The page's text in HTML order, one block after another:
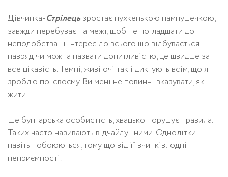
Дівчинка-Стрілецьзростає пухкенькою пампушечкою,
завжди перебуває на межі, щоб не погладшати до
неподобства. Її інтерес до всього що відбувається
навряд чи можна назвати допитливістю, це швидше за
все цікавість. Темні, живі очі так і диктують всім, що я
зроблю по-своєму. Ви мені не повинні вказувати, як
жити.
Це бунтарська особистість, хвацько порушує правила.
Таких часто називають відчайдушними. Однолітки її
навіть побоюються, тому що від її вчинків: одні
неприємності.